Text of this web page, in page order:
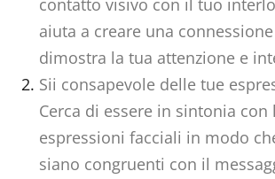
contatto visivo con il tuo
aiuta a creare una
dimostra la tua attenzione e
Sii consapevole delle tue
Cerca di essere in sintonia con
espressioni facciali in modo
siano congruenti con il